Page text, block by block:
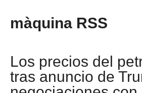
màquina RSS
Los precios del
tras anuncio de